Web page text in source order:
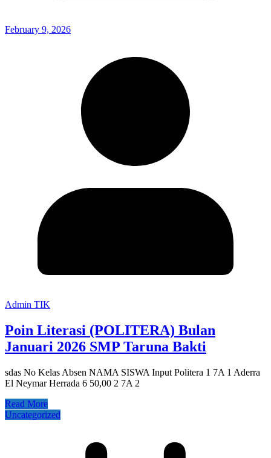
February 9, 2026
Admin TIK
Poin Literasi (POLITERA) Bulan
Januari 2026 SMP Taruna Bakti
sdas No Kelas Absen NAMA SISWA Input Politera 1 7A 1 Aderra
El Neymar Herrada 6 50,00 2 7A 2
Read More
Uncategorized